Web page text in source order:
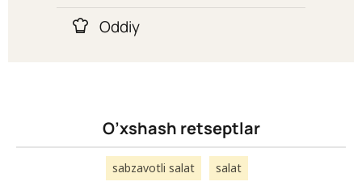
Oddiy
O’xshash retseptlar
sabzavotli salat salat